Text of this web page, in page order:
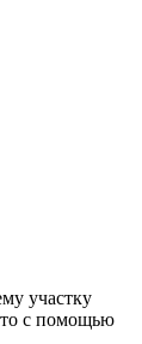
участку
с помощью